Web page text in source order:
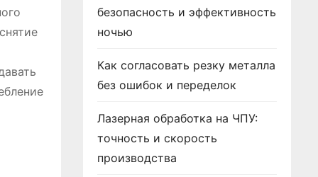
безопасность и эффективность
ночью
Как согласовать резку металла
без ошибок и переделок
Лазерная обработка на ЧПУ:
точность и скорость
производства